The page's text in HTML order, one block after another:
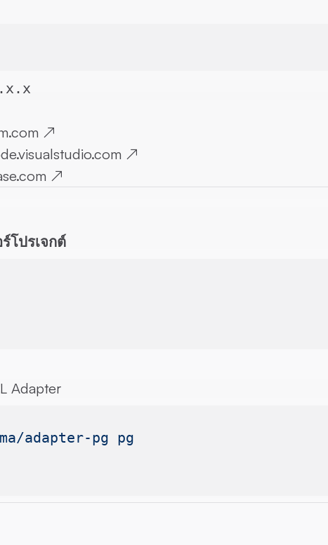
↗
↗
↗
โปรเจกต์
Adapter
adapter-pg pg